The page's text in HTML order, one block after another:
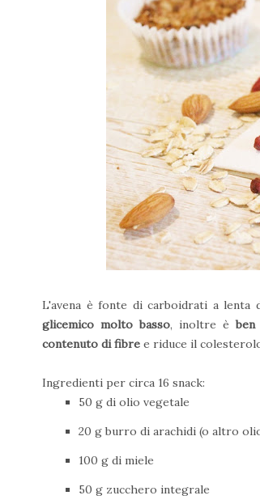
L'avena è fonte di carboidrati a
glicemico molto basso, inoltre è
contenuto di fibre e riduce il
Ingredienti per circa 16 snack:
50 g di olio vegetale
20 g burro di arachidi (o altro
100 g di miele
50 g zucchero integrale